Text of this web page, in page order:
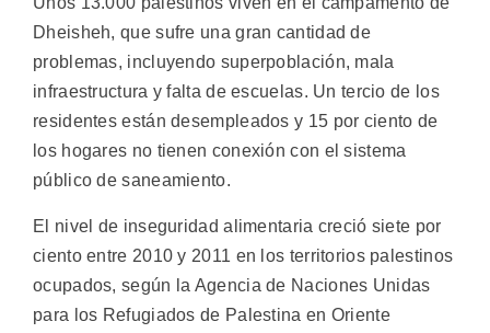
Dheisheh, que sufre una gran cantidad de
problemas, incluyendo superpoblación, mala
infraestructura y falta de escuelas. Un tercio de los
residentes están desempleados y 15 por ciento de
los hogares no tienen conexión con el sistema
público de saneamiento.
El nivel de inseguridad alimentaria creció siete por
ciento entre 2010 y 2011 en los territorios palestinos
ocupados, según la Agencia de Naciones Unidas
para los Refugiados de Palestina en Oriente